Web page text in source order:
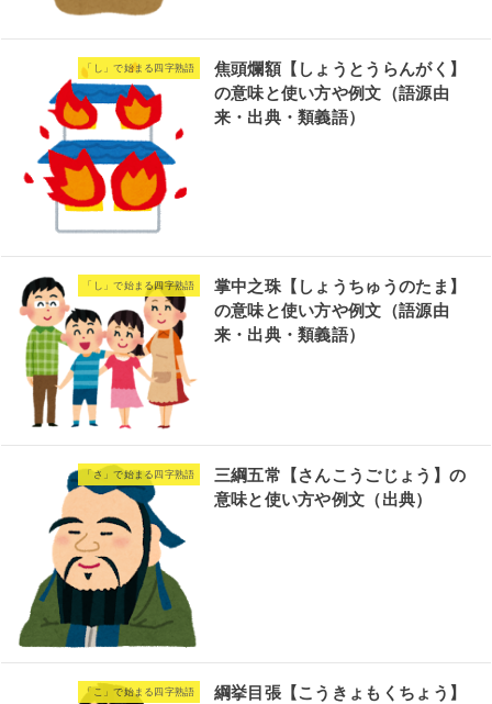
「し」で始まる四字熟語
焦頭爛額【しょうとうらんがく】
の意味と使い方や例文（語源由
来・出典・類義語）
「し」で始まる四字熟語
掌中之珠【しょうちゅうのたま】
の意味と使い方や例文（語源由
来・出典・類義語）
「さ」で始まる四字熟語
三綱五常【さんこうごじょう】の
意味と使い方や例文（出典）
「こ」で始まる四字熟語
綱挙目張【こうきょもくちょう】